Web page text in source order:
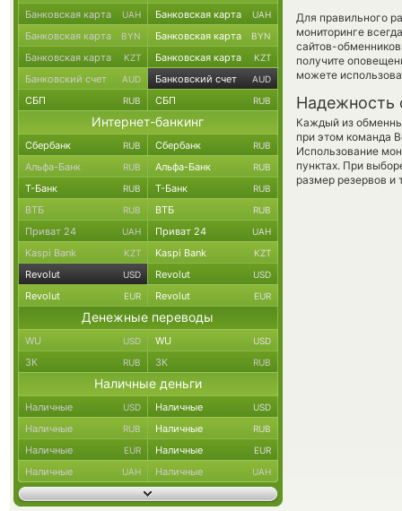
Для правильного
мониторинге
сайтов-
получите
можете
Надежность
Каждый из
при этом команда
Использование
пунктах. При
размер резервов и
Банковская карта UAH Банковская карта UAH
Банковская карта BYN Банковская карта BYN
Банковская карта KZT Банковская карта KZT
Банковский счет AUD Банковский счет AUD
СБП RUB СБП RUB
Интернет-банкинг
Сбербанк RUB Сбербанк RUB
Альфа-Банк RUB Альфа-Банк RUB
Т-Банк RUB Т-Банк RUB
ВТБ RUB ВТБ RUB
Приват 24 UAH Приват 24 UAH
Kaspi Bank KZT Kaspi Bank KZT
Revolut USD Revolut USD
Revolut EUR Revolut EUR
Денежные переводы
WU USD WU USD
ЗК RUB ЗК RUB
Наличные деньги
Наличные USD Наличные USD
Наличные RUB Наличные RUB
Наличные EUR Наличные EUR
Наличные UAH Наличные UAH